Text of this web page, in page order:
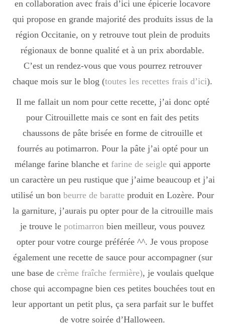
en collaboration avec frais d’ici une épicerie locavore
qui propose en grande majorité des produits issus de la
région Occitanie, on y retrouve tout plein de produits
régionaux de bonne qualité et à un prix abordable.
C’est un rendez-vous que vous pourrez retrouver
chaque mois sur le blog (toutes les recettes frais d’ici).
Il me fallait un nom pour cette recette, j’ai donc opté
pour Citrouillette mais ce sont en fait des petits
chaussons de pâte brisée en forme de citrouille et
fourrés au potimarron. Pour la pâte j’ai opté pour un
mélange farine blanche et farine de seigle qui apporte
un caractère un peu rustique que j’aime beaucoup et j’ai
utilisé un bon beurre de baratte produit en Lozère. Pour
la garniture, j’aurais pu opter pour de la citrouille mais
je trouve le potimarron bien meilleur, vous pouvez
opter pour votre courge préférée ^^. Je vous propose
également une recette de sauce pour accompagner (sur
une base de crème fraîche fermière), je voulais quelque
chose qui accompagne bien ces petites bouchées tout en
leur apportant un petit plus, ça sera parfait sur le buffet
de votre soirée d’Halloween.